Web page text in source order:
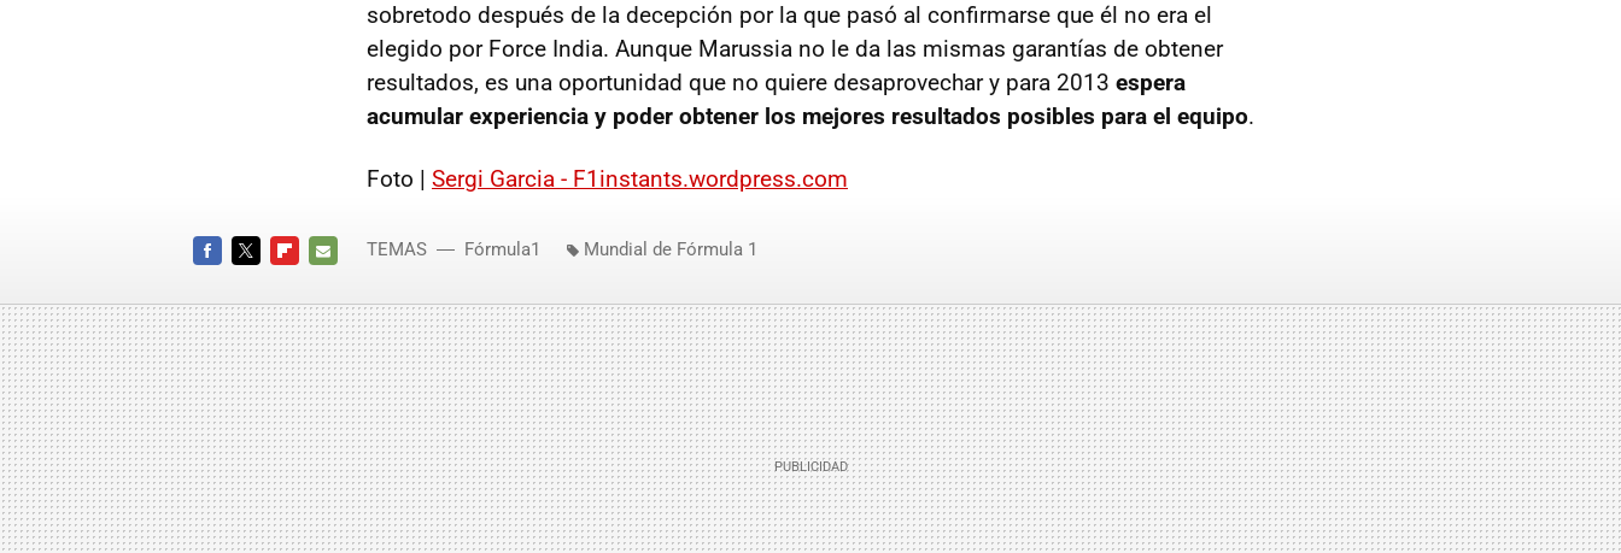
sobretodo después de la decepción por la que pasó al confirmarse que él no era el
elegido por Force India. Aunque Marussia no le da las mismas garantías de obtener
resultados, es una oportunidad que no quiere desaprovechar y para 2013 espera
acumular experiencia y poder obtener los mejores resultados posibles para el equipo.
Foto | Sergi Garcia - F1instants.wordpress.com
MAIL
TEMAS Fórmula1 Mundial de Fórmula 1